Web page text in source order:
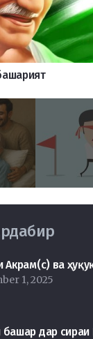
Акрам(с) ва
1, 2025
башар дар сираи